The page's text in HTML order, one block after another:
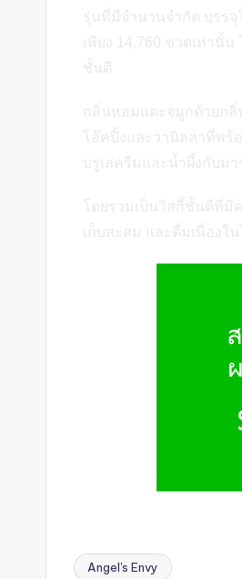
รุ่นที่มีจำนวนจำกัด บรรจุ
เพียง 14,760 ขวดเท่า
ชั้นดี
กลิ่นหอมแตะจมูกด้วยกลิ่
โอ๊คปิ้งและวานิลลาที่พร้
บรูเล่ครีมและน้ำผึ้งกับ
โดยรวมเป็นวิสกี้ชั้นดีที่มี
เก็บสะสม และดื่มเนื่อง
Angel's Envy